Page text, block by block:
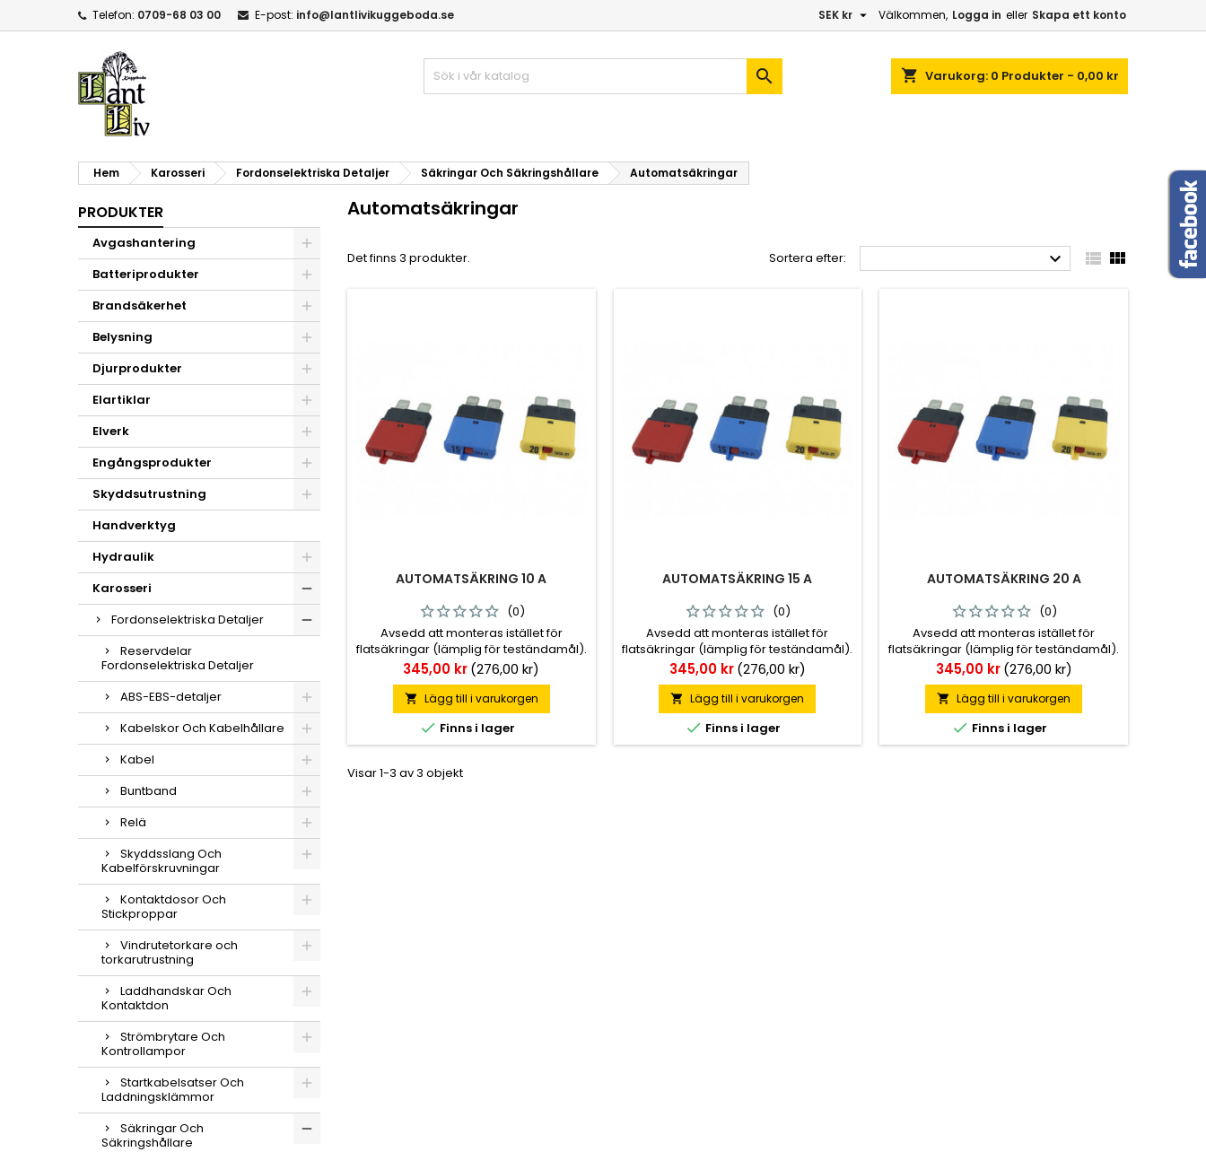
Telefon: 0709-68 03 00 E-post: info@lantlivikuggeboda.se Välkommen, Logga in eller Skapa ett konto
SEK kr 
shopping_cart Varukorg: 0 Produkter - 0,00 kr

Hem Karosseri Fordonselektriska Detaljer Säkringar Och Säkringshållare Automatsäkringar
PRODUKTER
Avgashantering
Batteriprodukter
Brandsäkerhet
Belysning
Djurprodukter
Elartiklar
Elverk
Engångsprodukter
Skyddsutrustning
Handverktyg
Hydraulik
Karosseri
Fordonselektriska Detaljer
Reservdelar
Fordonselektriska Detaljer
ABS-EBS-detaljer
Kabelskor Och Kabelhållare
Kabel
Buntband
Relä
Skyddsslang Och
Kabelförskruvningar
Kontaktdosor Och
Stickproppar
Vindrutetorkare och
torkarutrustning
Laddhandskar Och
Kontaktdon
Strömbrytare Och
Kontrollampor
Startkabelsatser Och
Laddningsklämmor
Säkringar Och
Säkringshållare
Automatsäkringar
Det finns 3 produkter. Sortera efter:   
AUTOMATSÄKRING 10 A
(0)
Avsedd att monteras istället för
flatsäkringar (lämplig för teständamål).
När säkringen löst ut ska den svalna 30
sekunder, därefter kan den användas
på nytt.
Pris
345,00 kr(276,00 kr)
 Lägg till i varukorgen
 Finns i lager
AUTOMATSÄKRING 15 A
(0)
Avsedd att monteras istället för
flatsäkringar (lämplig för teständamål).
När säkringen löst ut ska den svalna 30
sekunder, därefter kan den användas
på nytt.
Pris
345,00 kr(276,00 kr)
 Lägg till i varukorgen
 Finns i lager
AUTOMATSÄKRING 20 A
(0)
Avsedd att monteras istället för
flatsäkringar (lämplig för teständamål).
När säkringen löst ut ska den svalna 30
sekunder, därefter kan den användas
på nytt.
Pris
345,00 kr (276,00 kr)
 Lägg till i varukorgen
 Finns i lager
Visar 1-3 av 3 objekt